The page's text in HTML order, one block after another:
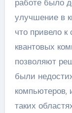
работе было
улучшение в
что привело
квантовых
позволяют
были
компьютеров,
таких